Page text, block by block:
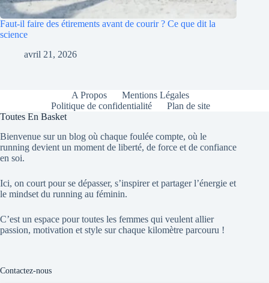
Faut-il faire des étirements avant de courir ? Ce que dit la
science
avril 21, 2026
A Propos
Mentions Légales
Politique de confidentialité
Plan de site
Toutes En Basket
Bienvenue sur un blog où chaque foulée compte, où le
running devient un moment de liberté, de force et de confiance
en soi.
Ici, on court pour se dépasser, s’inspirer et partager l’énergie et
le mindset du running au féminin.
C’est un espace pour toutes les femmes qui veulent allier
passion, motivation et style sur chaque kilomètre parcouru !
Contactez-nous